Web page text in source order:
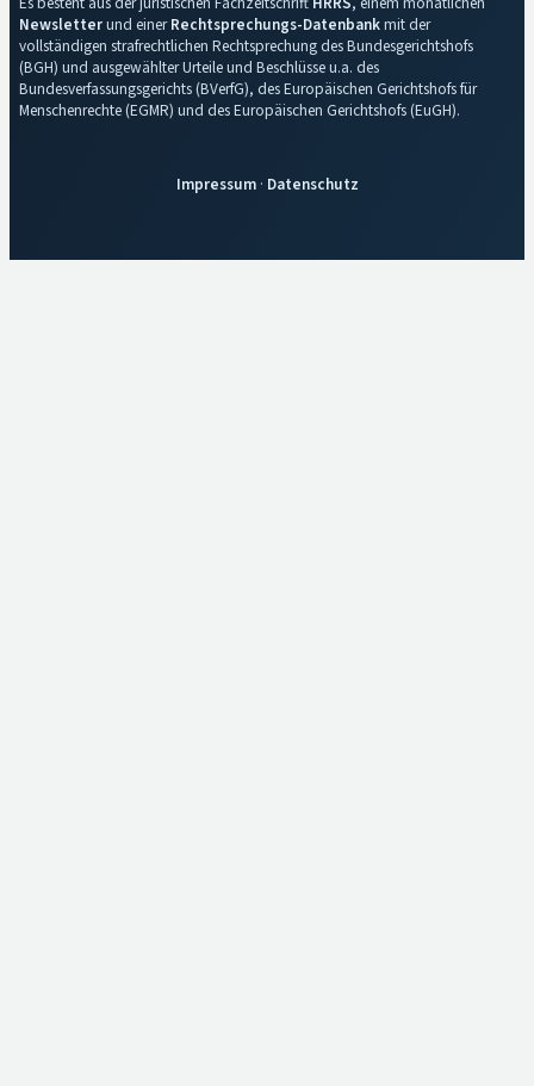
Newsletterund einerRechtsprechungs-Datenbankmit der
vollständigen strafrechtlichen Rechtsprechung des Bundesgerichtshofs
(BGH) und ausgewählter Urteile und Beschlüsse u.a. des
Bundesverfassungsgerichts (BVerfG), des Europäischen Gerichtshofs für
Menschenrechte (EGMR) und des Europäischen Gerichtshofs (EuGH).
Impressum· Datenschutz